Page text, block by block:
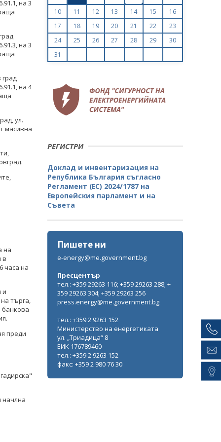
на 3
на 3
град
на 4
ул.
масивна
на
в
часа на
и
търга,
банкова
преди
начлна
10
11 12 13 14 15
16
17
18 19 20 21 22
23
24
25 26 27 28 29
30
31
РЕГИСТРИ
Доклад и инвентаризация на
Република България съгласно
Регламент (ЕС) 2024/1787 на
Европейския парламент и на
Съвета
Пишете ни
e-energy@me.government.bg
Пресцентър
тел.: +359 29263 116; +359 29263 288; +
359 29263 304; +359 29263 256
press.energy@me.government.bg
тел.: +359 2 9263 152
Министерство на енергетиката
ул. „Триадица“ 8
ЕИК 176789460
тел.: +359 2 9263 152
факс: +359 2 980 76 30